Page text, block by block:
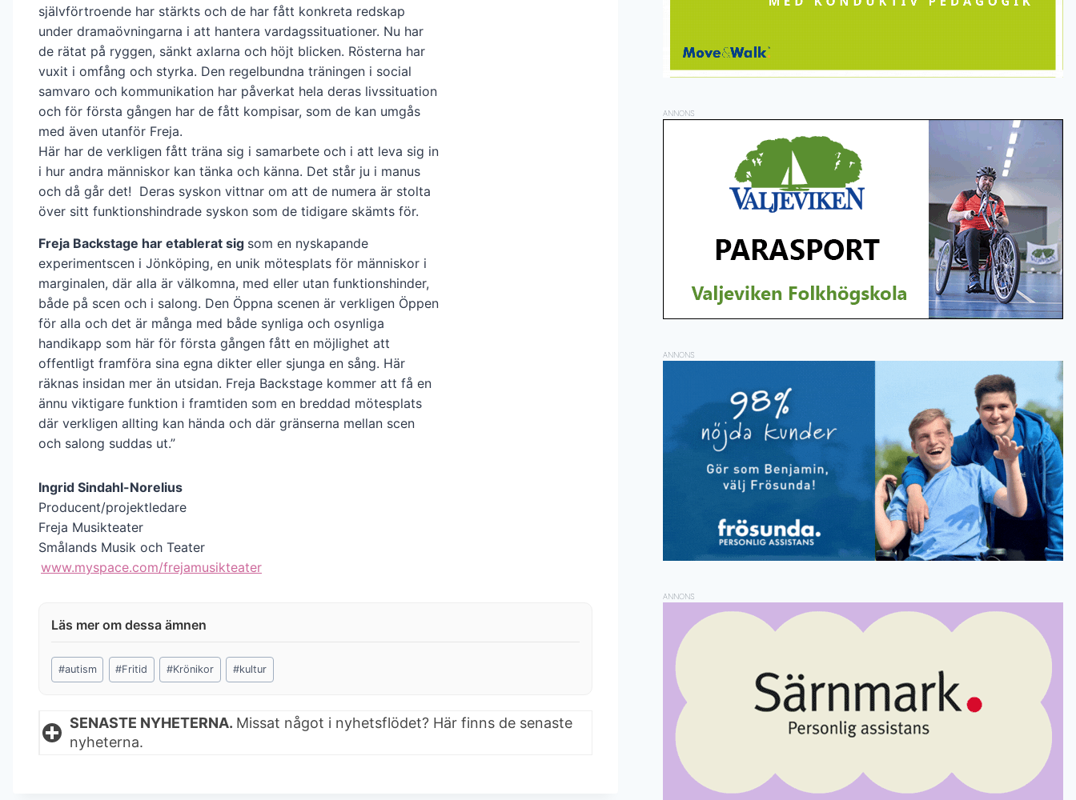
självförtroende har stärkts och de har fått konkreta redskap
under dramaövningarna i att hantera vardagssituationer. Nu har
de rätat på ryggen, sänkt axlarna och höjt blicken. Rösterna har
vuxit i omfång och styrka. Den regelbundna träningen i social
samvaro och kommunikation har påverkat hela deras livssituation
och för första gången har de fått kompisar, som de kan umgås
med även utanför Freja.
Här har de verkligen fått träna sig i samarbete och i att leva sig in
i hur andra människor kan tänka och känna. Det står ju i manus
och då går det! Deras syskon vittnar om att de numera är stolta
över sitt funktionshindrade syskon som de tidigare skämts för.
Freja Backstage har etablerat sig som en nyskapande
experimentscen i Jönköping, en unik mötesplats för människor i
marginalen, där alla är välkomna, med eller utan funktionshinder,
både på scen och i salong. Den Öppna scenen är verkligen Öppen
för alla och det är många med både synliga och osynliga
handikapp som här för första gången fått en möjlighet att
offentligt framföra sina egna dikter eller sjunga en sång. Här
räknas insidan mer än utsidan. Freja Backstage kommer att få en
ännu viktigare funktion i framtiden som en breddad mötesplats
där verkligen allting kan hända och där gränserna mellan scen
och salong suddas ut.”
Ingrid Sindahl-Norelius
Producent/projektledare
Freja Musikteater
Smålands Musik och Teater
www.myspace.com/frejamusikteater
Post
Tags:
#autism #Fritid #Krönikor #kultur
SENASTE NYHETERNA. Missat något i nyhetsflödet? Här finns de senaste
nyheterna.
ANNONS
ANNONS
ANNONS